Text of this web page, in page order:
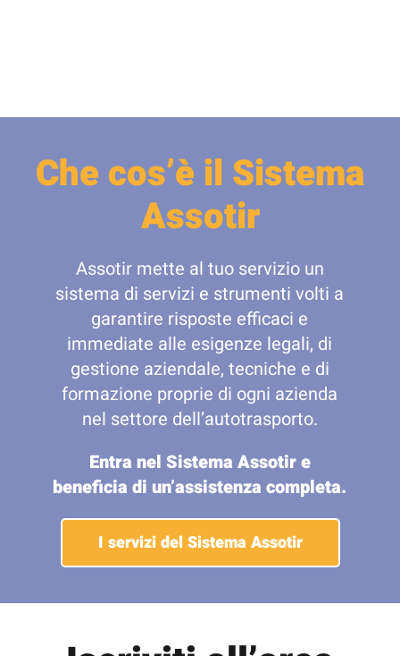
Che cos’è il Sistema
Assotir
Assotir mette al tuo servizio un
sistema di servizi e strumenti volti a
garantire risposte efficaci e
immediate alle esigenze legali, di
gestione aziendale, tecniche e di
formazione proprie di ogni azienda
nel settore dell’autotrasporto.
Entra nel Sistema Assotir e
beneficia di un’assistenza completa.
I servizi del Sistema Assotir